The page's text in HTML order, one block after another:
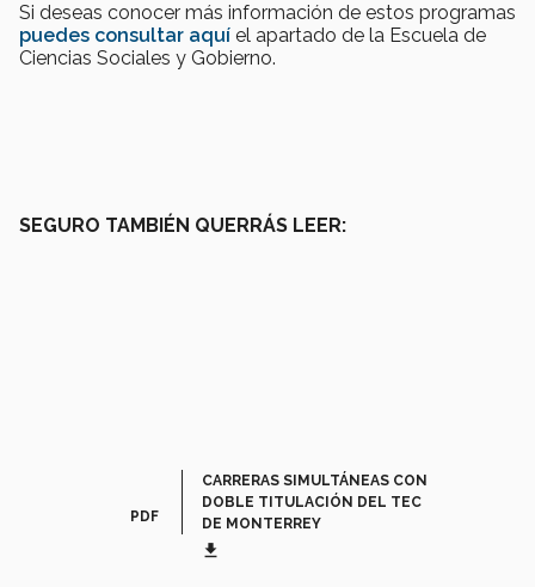
Si deseas conocer más información de estos programas
puedes consultar aquí el apartado de la Escuela de
Ciencias Sociales y Gobierno.
SEGURO TAMBIÉN QUERRÁS LEER:
PDF
CARRERAS SIMULTÁNEAS CON
DOBLE TITULACIÓN DEL TEC
DE MONTERREY
get_app